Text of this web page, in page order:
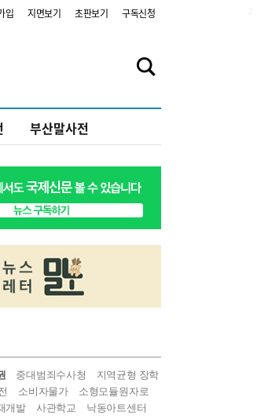
입 지면보기 초판보기 구독신청
부산말사전
중대범죄수사청
지역균형 장학
소비자물가
소형모듈원자로
개발 사관학교
낙동아트센터